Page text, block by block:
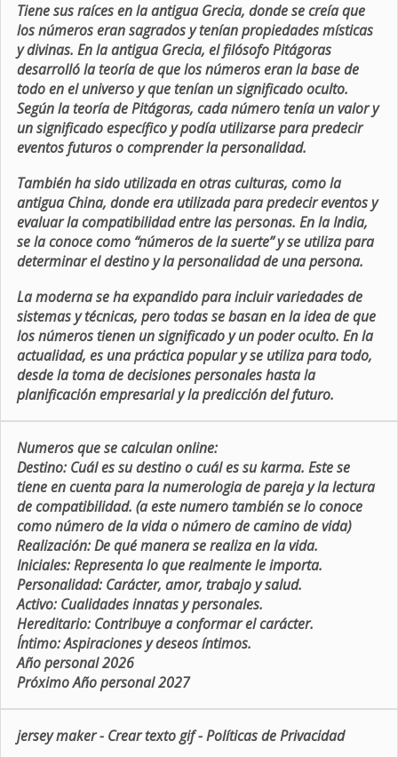
Tiene sus raíces en la antigua Grecia, donde se creía que
los números eran sagrados y tenían propiedades místicas
y divinas. En la antigua Grecia, el filósofo Pitágoras
desarrolló la teoría de que los números eran la base de
todo en el universo y que tenían un significado oculto.
Según la teoría de Pitágoras, cada número tenía un valor y
un significado específico y podía utilizarse para predecir
eventos futuros o comprender la personalidad.
También ha sido utilizada en otras culturas, como la
antigua China, donde era utilizada para predecir eventos y
evaluar la compatibilidad entre las personas. En la India,
se la conoce como “números de la suerte” y se utiliza para
determinar el destino y la personalidad de una persona.
La moderna se ha expandido para incluir variedades de
sistemas y técnicas, pero todas se basan en la idea de que
los números tienen un significado y un poder oculto. En la
actualidad, es una práctica popular y se utiliza para todo,
desde la toma de decisiones personales hasta la
planificación empresarial y la predicción del futuro.
Numeros que se calculan online:
Destino: Cuál es su destino o cuál es su karma. Este se
tiene en cuenta para la numerologia de pareja y la lectura
de compatibilidad. (a este numero también se lo conoce
como número de la vida o número de camino de vida)
Realización:De qué manera se realiza en la vida.
Iniciales:Representa lo que realmente le importa.
Personalidad:Carácter, amor, trabajo y salud.
Activo:Cualidades innatas y personales.
Hereditario:Contribuye a conformar el carácter.
Íntimo:Aspiraciones y deseos íntimos.
Año personal 2026
Próximo Año personal 2027
jersey maker- Crear texto gif-Políticas de Privacidad